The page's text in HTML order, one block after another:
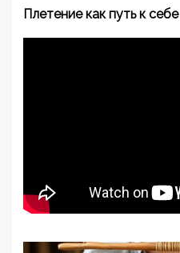
Плетение как путь к себе